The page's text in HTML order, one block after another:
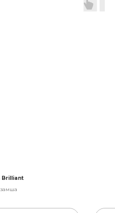
Brilliant
замша